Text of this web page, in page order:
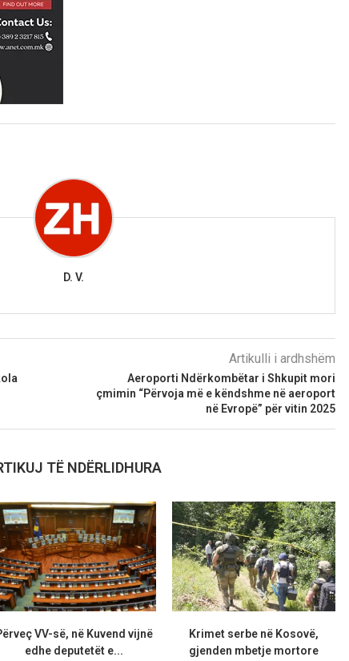
D. V.
Artikulli i ardhshëm
Aeroporti Ndërkombëtar i Shkupit mori
çmimin “Përvoja më e këndshme në aeroport
në Evropë” për vitin 2025
TË NDËRLIDHURA
VV-së, në Kuvend vijnë
edhe deputetët e...
Krimet serbe në Kosovë,
gjenden mbetje mortore